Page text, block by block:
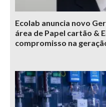
Ecolab anuncia novo
área de Papel cartão &
compromisso na